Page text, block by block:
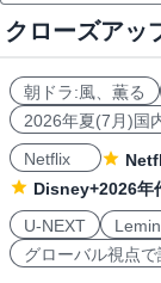
クローズアッ
朝ドラ:風、薫る
2026年夏(7月)国
Netflix
Disney+2026年
U-NEXT
グローバル視点